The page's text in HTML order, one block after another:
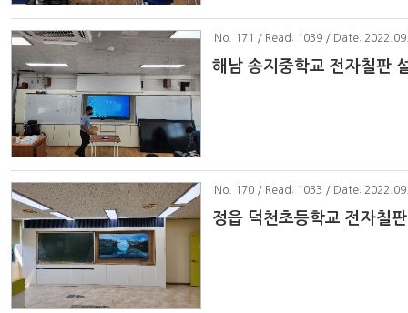
No . 171 / Read: 1039 / Date:
해남 송지중학교 전자칠판
No . 170 / Read: 1033 / Date:
정읍 덕천초등학교 전자칠